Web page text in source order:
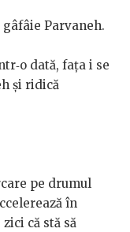
Parvaneh.
dată, fața i se
și ridică
pe drumul
în
că stă să